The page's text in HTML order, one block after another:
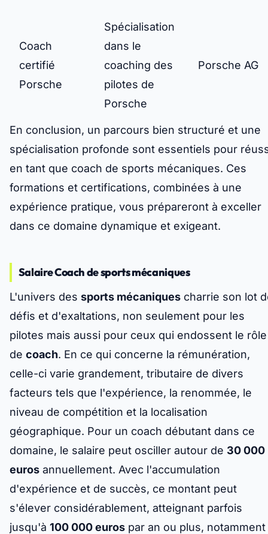
Coach
certifié
Porsche
Spécialisation
dans le
coaching des
pilotes de
Porsche
Porsche AG
En conclusion, un parcours bien structuré et une
spécialisation profonde sont essentiels pour
en tant que coach de sports mécaniques. Ces
formations et certifications, combinées à une
expérience pratique, vous prépareront à exceller
dans ce domaine dynamique et exigeant.
Salaire Coach de sports mécaniques
L'univers des sports mécaniques charrie son lot
défis et d'exaltations, non seulement pour les
pilotes mais aussi pour ceux qui endossent le rôle
de coach. En ce qui concerne la rémunération,
celle-ci varie grandement, tributaire de divers
facteurs tels que l'expérience, la renommée, le
niveau de compétition et la localisation
géographique. Pour un coach débutant dans ce
domaine, le salaire peut osciller autour de 30 000
euros annuellement. Avec l'accumulation
d'expérience et de succès, ce montant peut
s'élever considérablement, atteignant parfois
jusqu'à 100 000 euros par an ou plus, notamment